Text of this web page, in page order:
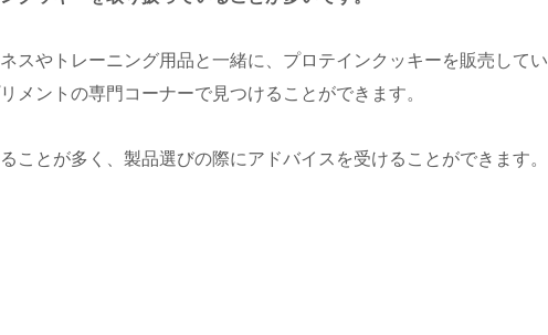
スやトレーニング用品と一緒に、プロテインクッキーを販売してい
メントの専門コーナーで見つけることができます。
ことが多く、製品選びの際にアドバイスを受けることができます。